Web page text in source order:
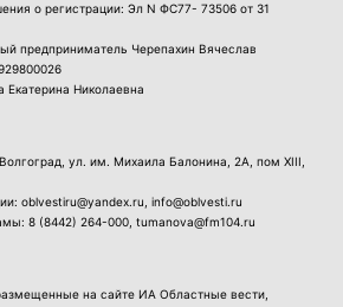
о регистрации: Эл N ФС77- 73506 от 31
предприниматель Черепахин Вячеслав
Екатерина Николаевна
ул. им. Михаила Балонина, 2А, пом XIII,
oblvestiru@yandex.ru, info@oblvesti.ru
8 (8442) 264-000 , tumanova@fm104.ru
на сайте ИА Областные вести,